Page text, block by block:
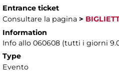
Entrance ticket
Consultare la pagina >
Information
Info allo 060608 (tutti i giorni
Type
Evento